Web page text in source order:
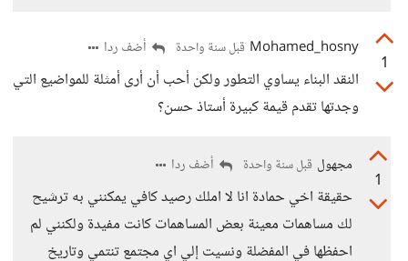
1
Mohamed_hosny قبل سنة واحدة أضف ردا
النقد البناء يساوي التطور ولكن أحب أن أرى أمثلة للمواضيع التي
وجدتها تقدم قيمة كبيرة أستاذ حسن؟
1
مجهول قبل سنة واحدة أضف ردا
حقيقة اخي حمادة انا لا املك رصيد كافي يمكنني به ترشيح
لك مساهمات معينة بعض المساهمات كانت مفيدة ولكنني لم
احفظها في المفضلة ونسيت إلي اي مجتمع تنتمي وتاريخ